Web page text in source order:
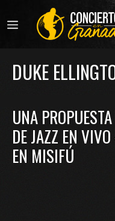
al
contenido
MENÚ
DUKE
UNA
DE JAZZ EN
EN MISIFÚ